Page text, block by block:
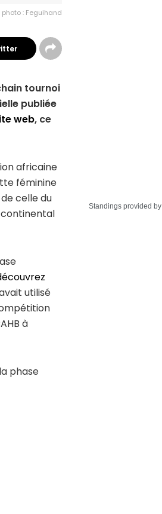
: Feguihand
tournoi
publiée
web, ce
africaine
féminine
celle du
continental
utilisé
à
phase
Standings provided by